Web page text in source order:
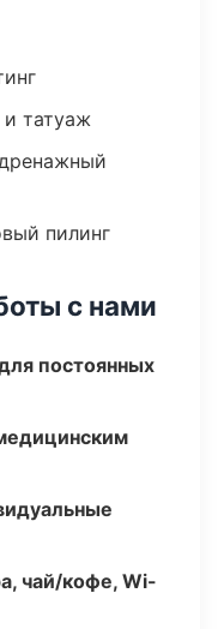
татуаж
пилинг
с нами
постоянных
чай/кофе, Wi-